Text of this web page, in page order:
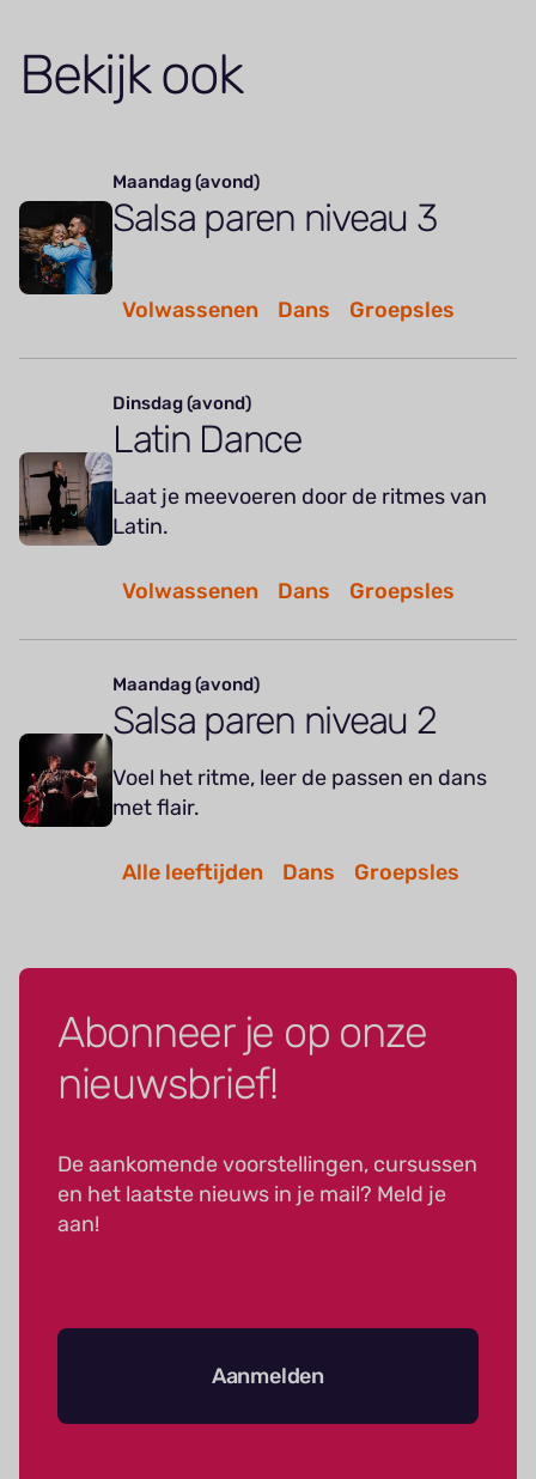
Bekijk ook
Maandag (avond)
Salsa paren niveau 3
Volwassenen Dans Groepsles
Dinsdag (avond)
Latin Dance
Laat je meevoeren door de ritmes van
Latin.
Volwassenen Dans Groepsles
Maandag (avond)
Salsa paren niveau 2
Voel het ritme, leer de passen en dans
met flair.
Alle leeftijden Dans Groepsles
Abonneer je op onze
nieuwsbrief!
De aankomende voorstellingen, cursussen
en het laatste nieuws in je mail? Meld je
aan!
Aanmelden